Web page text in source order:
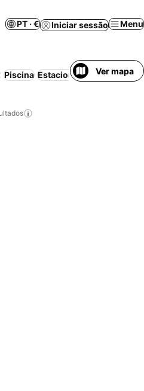
PT · € Iniciar sessão Menu
Piscina Estacionamento Praia
Ver mapa